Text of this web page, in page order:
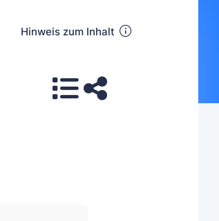
Hinweis zum Inhalt